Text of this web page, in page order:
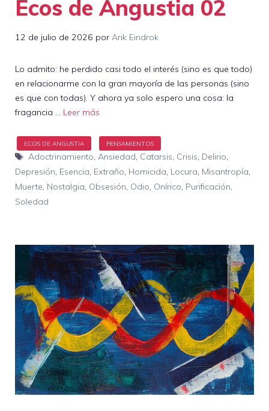
Ecos de Angustia 02
12 de julio de 2026 por Arik Eindrok
Lo admito: he perdido casi todo el interés (sino es que todo)
en relacionarme con la gran mayoría de las personas (sino
es que con todas). Y ahora ya solo espero una cosa: la
fragancia … Leer más
Etiquetas
Adoctrinamiento, Ansiedad, Catarsis, Crisis, Delirio,
Depresión, Esencia, Extraño, Homicida, Locura, Misantropía,
Muerte, Nostalgia, Obsesión, Odio, Onírico, Purificación,
Soledad